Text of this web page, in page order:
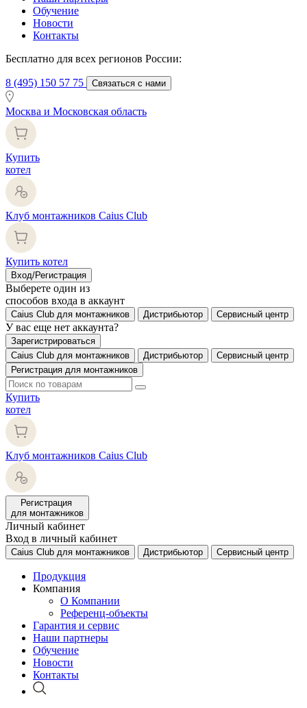
Обучение
Новости
Контакты
Бесплатно для всех регионов России:
8 (495) 150 57 75 Связаться с нами
Москва и Московская область
Купить
котел
Клуб монтажников Caius Club
Купить котел
Вход/Регистрация
Выберете один из
способов входа в аккаунт
Caius Club для монтажников Дистрибьютор Сервисный центр
У вас еще нет аккаунта?
Зарегистрироваться
Caius Club для монтажников
Дистрибьютор
Сервисный центр
Регистрация для монтажников
Купить
котел
Клуб монтажников Caius Club
Регистрация
для монтажников
Личный кабинет
Вход в личный кабинет
Caius Club для монтажников Дистрибьютор Сервисный центр
Продукция
Компания
О Компании
Референц-объекты
Гарантия и сервис
Наши партнеры
Обучение
Новости
Контакты